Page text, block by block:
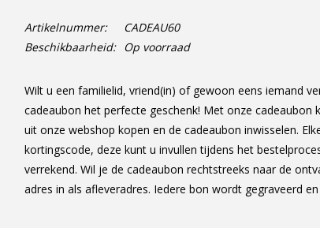
Artikelnummer:
CADEAU60
Beschikbaarheid:
Op voorraad
Wilt u een familielid, vriend(in) of gewoon eens iemand
cadeaubon het perfecte geschenk! Met onze cadeaubon
uit onze webshop kopen en de cadeaubon inwisselen.
kortingscode, deze kunt u invullen tijdens het
verrekend. Wil je de cadeaubon rechtstreeks naar de
adres in als afleveradres. Iedere bon wordt gegraveerd